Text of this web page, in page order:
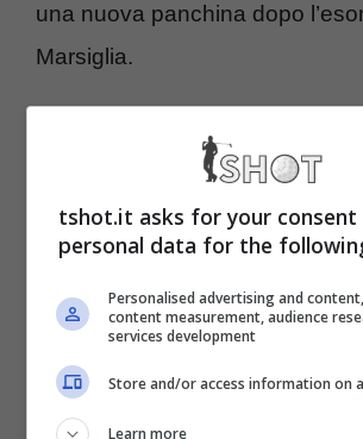
una nuova panchina dopo
Marsiglia.
Accostanto nei mesi scorsi
panchina della Lazio, per
dimissionario Sarri, alla fine
per Tudor lasciando Gattuso
tecnici disponibili.
La volontà del tecnico, dopo
passate all’estero fra Valencia e
tshot.it asks for your consent
personal data for the
Personalised advertising and
content measurement, audience
services development
Store and/or access information on
Learn more